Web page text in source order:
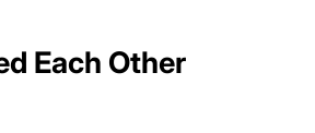
Each Other